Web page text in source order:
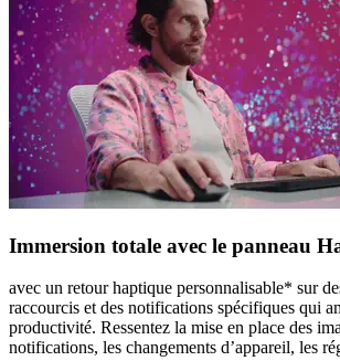
Immersion totale avec le panneau
avec un retour haptique personnalisable* sur
raccourcis et des notifications spécifiques qui
productivité. Ressentez la mise en place des
notifications, les changements d’appareil, les